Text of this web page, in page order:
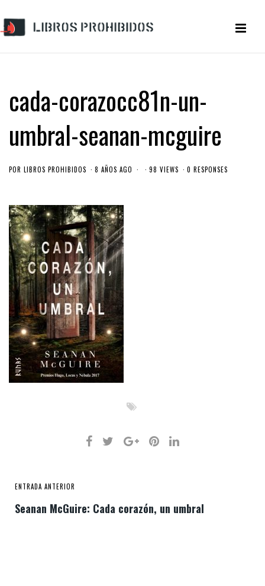
cada-corazocc81n-un-
umbral-seanan-mcguire
POR LIBROS PROHIBIDOS 8 AÑOS AGO 98 VIEWS 0 RESPONSES
ENTRADA ANTERIOR
Seanan McGuire: Cada corazón, un umbral